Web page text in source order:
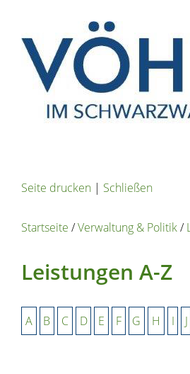
Seite drucken | Schließen
Startseite /Verwaltung & Politik/
Leistungen A-Z
A B C D E F G H I J